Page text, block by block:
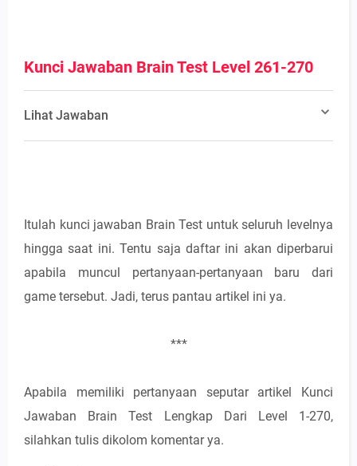
Kunci Jawaban Brain Test Level 261-270
Lihat Jawaban
Itulah kunci jawaban Brain Test untuk seluruh levelnya
hingga saat ini. Tentu saja daftar ini akan diperbarui
apabila muncul pertanyaan-pertanyaan baru dari
game tersebut. Jadi, terus pantau artikel ini ya.
***
Apabila memiliki pertanyaan seputar artikel Kunci
Jawaban Brain Test Lengkap Dari Level 1-270,
silahkan tulis dikolom komentar ya.